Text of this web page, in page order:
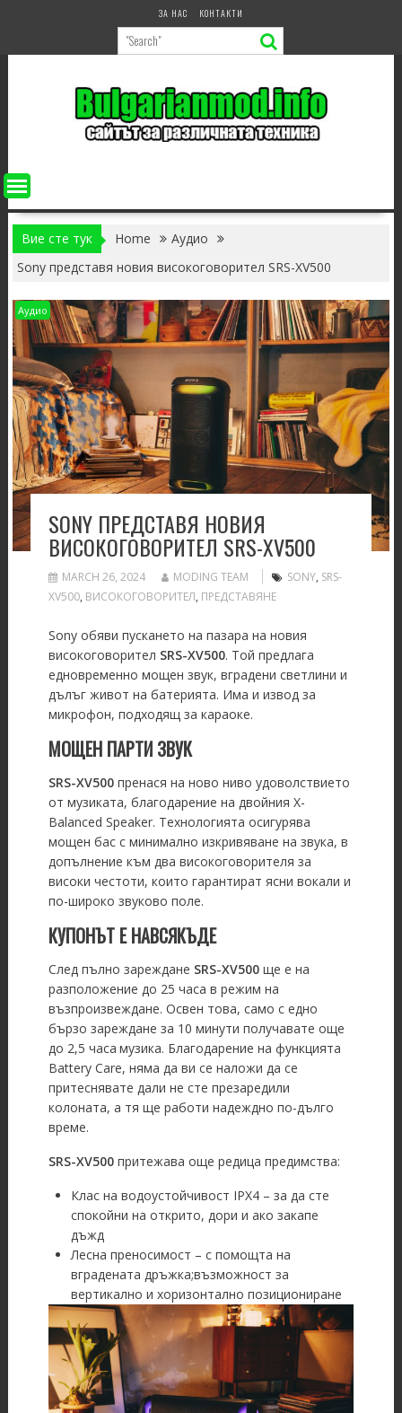
ЗА НАС КОНТАКТИ
Вие сте тук Home
Аудио
Sony представя новия високоговорител SRS-XV500
Аудио
SONY ПРЕДСТАВЯ НОВИЯ
ВИСОКОГОВОРИТЕЛ SRS-XV500
MARCH 26, 2024 MODING TEAM SONY, SRS-
XV500, ВИСОКОГОВОРИТЕЛ, ПРЕДСТАВЯНЕ
Sony обяви пускането на пазара на новия
високоговорител SRS-XV500. Той предлага
едновременно мощен звук, вградени светлини и
дълъг живот на батерията. Има и извод за
микрофон, подходящ за караоке.
МОЩЕН ПАРТИ ЗВУК
SRS-XV500 пренася на ново ниво удоволствието
от музиката, благодарение на двойния X-
Balanced Speaker. Технологията осигурява
мощен бас с минимално изкривяване на звука, в
допълнение към два високоговорителя за
високи честоти, които гарантират ясни вокали и
по-широко звуково поле.
КУПОНЪТ Е НАВСЯКЪДЕ
След пълно зареждане SRS-XV500 ще е на
разположение до 25 часа в режим на
възпроизвеждане. Освен това, само с едно
бързо зареждане за 10 минути получавате още
до 2,5 часа музика. Благодарение на функцията
Battery Care, няма да ви се наложи да се
притеснявате дали не сте презаредили
колоната, а тя ще работи надеждно по-дълго
време.
SRS-XV500 притежава още редица предимства:
Клас на водоустойчивост IPX4 – за да сте
спокойни на открито, дори и ако закапе
дъжд
Лесна преносимост – с помощта на
вградената дръжка;възможност за
вертикално и хоризонтално позициониране